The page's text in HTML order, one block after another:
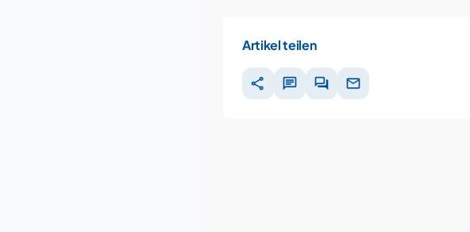
Artikel teilen
share chat forum mail